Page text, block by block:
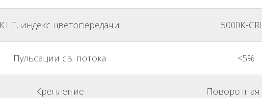
КЦТ, индекс цветопередачи 5000К-
Пульсации св. потока <5%
Крепление Поворотная